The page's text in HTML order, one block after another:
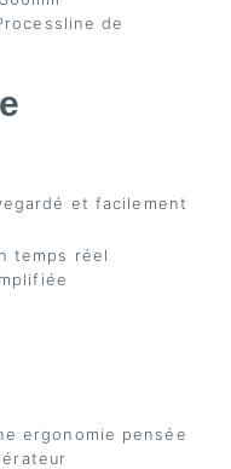
de
et facilement
temps réel
ergonomie pensée